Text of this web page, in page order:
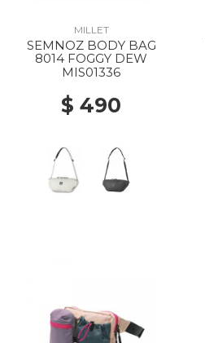
MILLET
SEMNOZ BODY BAG
8014 FOGGY DEW
MIS01336
$ 490